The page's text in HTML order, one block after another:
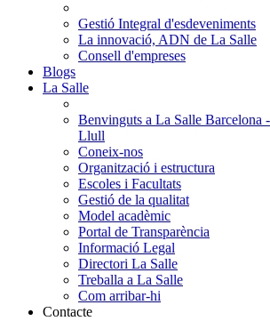
Gestió Integral d'esdeveniments
La innovació, ADN de La Salle
Consell d'empreses
Blogs
La Salle
Benvinguts a La Salle Barcelona
Llull
Coneix-nos
Organització i estructura
Escoles i Facultats
Gestió de la qualitat
Model acadèmic
Portal de Transparència
Informació Legal
Directori La Salle
Treballa a La Salle
Com arribar-hi
Contacte